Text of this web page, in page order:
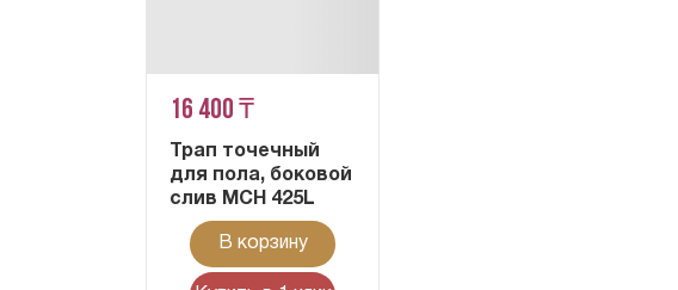
16 400 ₸
Трап точечный
для пола, боковой
слив MCH 425L
В корзину